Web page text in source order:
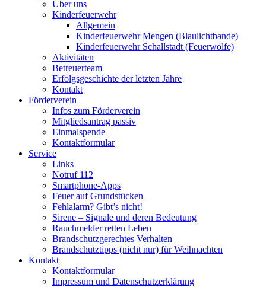
Über uns
Kinderfeuerwehr
Allgemein
Kinderfeuerwehr Mengen (Blaulichtbande)
Kinderfeuerwehr Schallstadt (Feuerwölfe)
Aktivitäten
Betreuerteam
Erfolgsgeschichte der letzten Jahre
Kontakt
Förderverein
Infos zum Förderverein
Mitgliedsantrag passiv
Einmalspende
Kontaktformular
Service
Links
Notruf 112
Smartphone-Apps
Feuer auf Grundstücken
Fehlalarm? Gibt’s nicht!
Sirene – Signale und deren Bedeutung
Rauchmelder retten Leben
Brandschutzgerechtes Verhalten
Brandschutztipps (nicht nur) für Weihnachten
Kontakt
Kontaktformular
Impressum und Datenschutzerklärung